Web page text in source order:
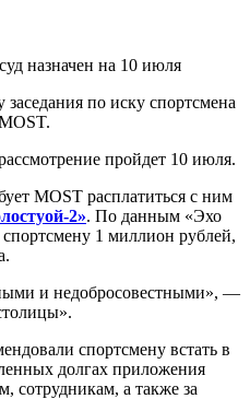
назначен на 10 июля
заседания по иску спортсмена
пройдет 10 июля.
MOST расплатиться с ним
2». По данным «Эхо
1 миллион рублей,
и недобросовестными», —
спортсмену встать в
долгах приложения
сотрудникам, а также за